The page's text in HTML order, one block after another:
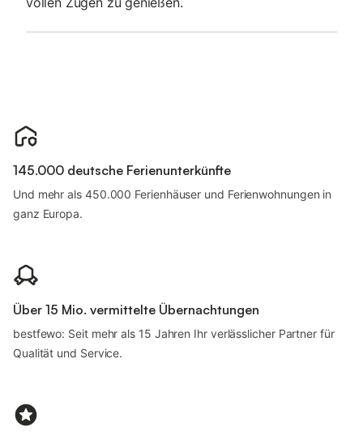
145.000 deutsche Ferienunterkünfte
Und mehr als 450.000 Ferienhäuser und Ferienwohnungen in
ganz Europa.
Über 15 Mio. vermittelte Übernachtungen
bestfewo: Seit mehr als 15 Jahren Ihr verlässlicher Partner für
Qualität und Service.